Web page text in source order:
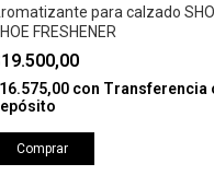
para calzado
FRESHENER
con Transferencia
Comprar